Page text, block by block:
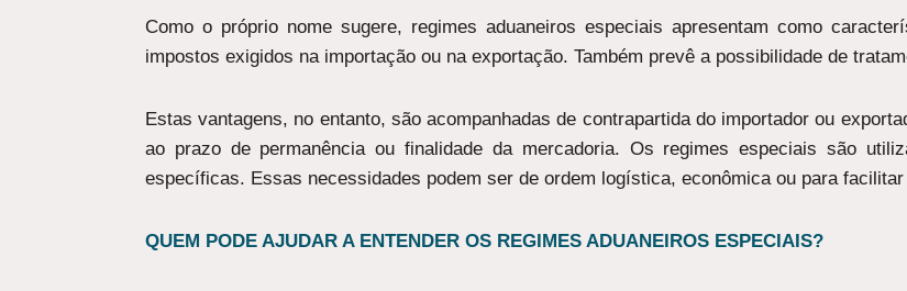
Como o próprio nome sugere, regimes aduaneiros especiais apresentam como
impostos exigidos na importação ou na exportação. Também prevê a possibilidade de
Estas vantagens, no entanto, são acompanhadas de contrapartida do importador ou
ao prazo de permanência ou finalidade da mercadoria. Os regimes especiais são
específicas. Essas necessidades podem ser de ordem logística, econômica ou para
QUEM PODE AJUDAR A ENTENDER OS REGIMES ADUANEIROS ESPECIAIS?